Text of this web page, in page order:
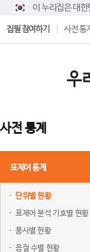
이 누리집은 대
집필 참여하기 사전 통
사전 통계
표제어 통계
단위별 현황
표제어 분석 기호별 현황
품사별 현황
음절 수별 현황